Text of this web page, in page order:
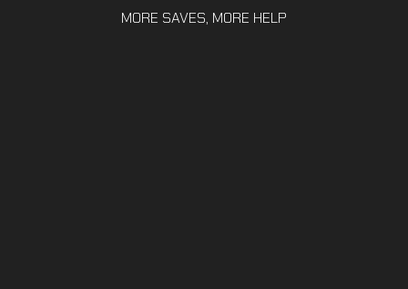
MORE SAVES, MORE HELP